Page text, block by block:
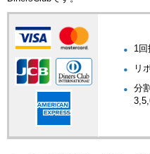
1
リ
分